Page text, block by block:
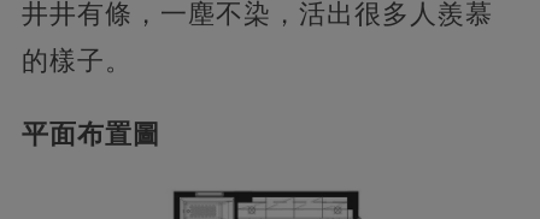
井井有條，一塵不染，活出很多人羨慕
的樣子。
平面布置圖